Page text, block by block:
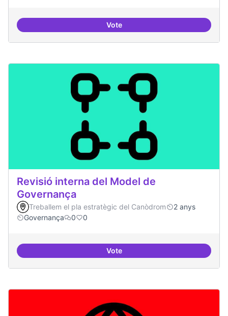
VoteSensibilització FLOSS
Revisió interna del Model de
Governança
Treballem el pla estratègic del Canòdrom
2 anys
Governança
0 0
VoteRevisió interna del Model de